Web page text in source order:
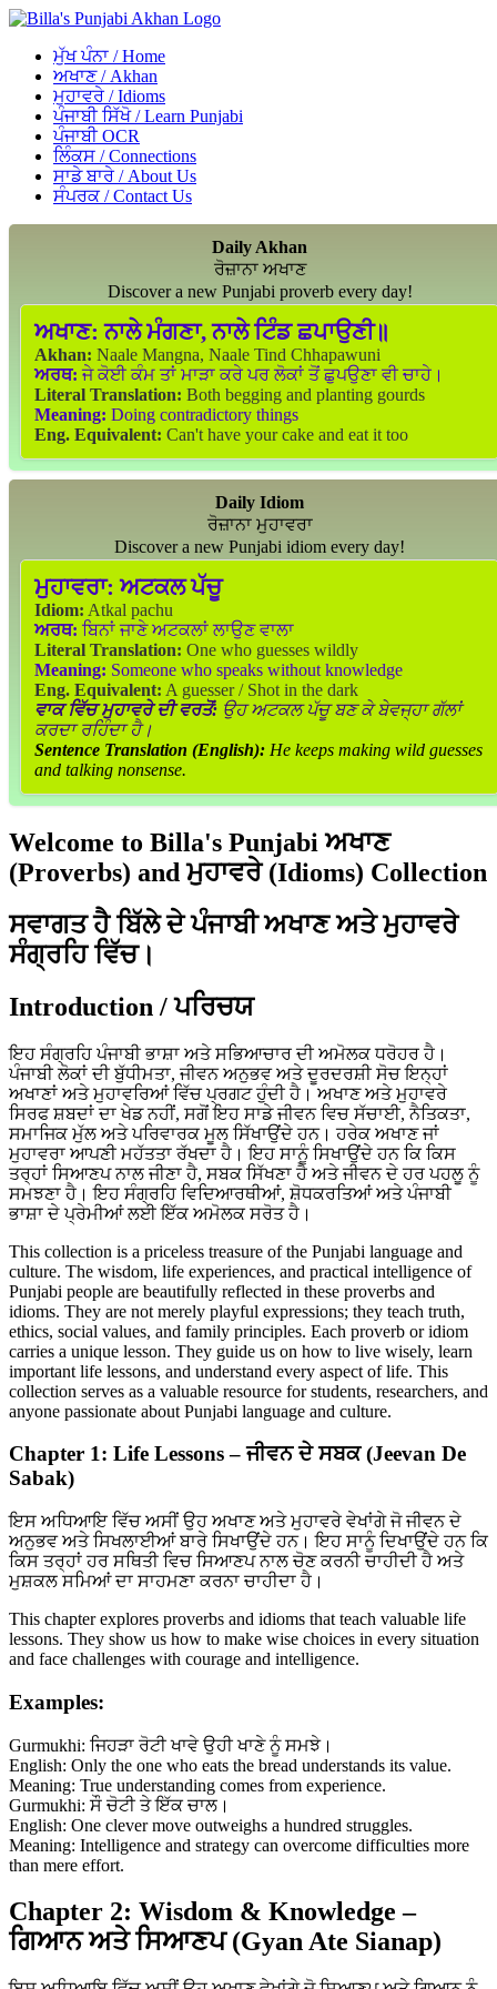
ਮੁੱਖ ਪੰਨਾ / Home
ਅਖਾਣ / Akhan
ਮੁਹਾਵਰੇ / Idioms
ਪੰਜਾਬੀ ਸਿੱਖੋ / Learn Punjabi
ਪੰਜਾਬੀ OCR
ਲਿੰਕਸ / Connections
ਸਾਡੇ ਬਾਰੇ / About Us
ਸੰਪਰਕ / Contact Us
Daily Akhan
ਰੋਜ਼ਾਨਾ ਅਖਾਣ
Discover a new Punjabi proverb every day!
ਅਖਾਣ: ਨਾਲੇ ਮੰਗਣਾ, ਨਾਲੇ ਟਿੰਡ ਛਪਾਉਣੀ॥
Akhan: Naale Mangna, Naale Tind Chhapawuni
ਅਰਥ: ਜੇ ਕੋਈ ਕੰਮ ਤਾਂ ਮਾੜਾ ਕਰੇ ਪਰ ਲੋਕਾਂ ਤੋਂ ਛੁਪਉਣਾ ਵੀ ਚਾਹੇ।
Literal Translation: Both begging and planting gourds
Meaning: Doing contradictory things
Eng. Equivalent: Can't have your cake and eat it too
Daily Idiom
ਰੋਜ਼ਾਨਾ ਮੁਹਾਵਰਾ
Discover a new Punjabi idiom every day!
ਮੁਹਾਵਰਾ: ਅਟਕਲ ਪੱਚੂ
Idiom: Atkal pachu
ਅਰਥ: ਬਿਨਾਂ ਜਾਣੇ ਅਟਕਲਾਂ ਲਾਉਣ ਵਾਲਾ
Literal Translation: One who guesses wildly
Meaning: Someone who speaks without knowledge
Eng. Equivalent: A guesser / Shot in the dark
ਵਾਕ ਵਿੱਚ ਮੁਹਾਵਰੇ ਦੀ ਵਰਤੋਂ: ਉਹ ਅਟਕਲ ਪੱਚੂ ਬਣ ਕੇ ਬੇਵਜ੍ਹਾ ਗੱਲਾਂ
ਕਰਦਾ ਰਹਿੰਦਾ ਹੈ।
Sentence Translation (English): He keeps making wild guesses
and talking nonsense.
Welcome to Billa's Punjabi ਅਖਾਣ
(Proverbs) and ਮੁਹਾਵਰੇ (Idioms) Collection
ਸਵਾਗਤ ਹੈ ਬਿੱਲੇ ਦੇ ਪੰਜਾਬੀ ਅਖਾਣ ਅਤੇ ਮੁਹਾਵਰੇ
ਸੰਗ੍ਰਹਿ ਵਿੱਚ।
Introduction / ਪਰਿਚਯ
ਇਹ ਸੰਗ੍ਰਹਿ ਪੰਜਾਬੀ ਭਾਸ਼ਾ ਅਤੇ ਸਭਿਆਚਾਰ ਦੀ ਅਮੋਲਕ ਧਰੋਹਰ ਹੈ।
ਪੰਜਾਬੀ ਲੋਕਾਂ ਦੀ ਬੁੱਧੀਮਤਾ, ਜੀਵਨ ਅਨੁਭਵ ਅਤੇ ਦੂਰਦਰਸ਼ੀ ਸੋਚ ਇਨ੍ਹਾਂ
ਅਖਾਣਾਂ ਅਤੇ ਮੁਹਾਵਰਿਆਂ ਵਿੱਚ ਪ੍ਰਗਟ ਹੁੰਦੀ ਹੈ। ਅਖਾਣ ਅਤੇ ਮੁਹਾਵਰੇ
ਸਿਰਫ ਸ਼ਬਦਾਂ ਦਾ ਖੇਡ ਨਹੀਂ, ਸਗੋਂ ਇਹ ਸਾਡੇ ਜੀਵਨ ਵਿਚ ਸੱਚਾਈ, ਨੈਤਿਕਤਾ,
ਸਮਾਜਿਕ ਮੁੱਲ ਅਤੇ ਪਰਿਵਾਰਕ ਮੂਲ ਸਿੱਖਾਉਂਦੇ ਹਨ। ਹਰੇਕ ਅਖਾਣ ਜਾਂ
ਮੁਹਾਵਰਾ ਆਪਣੀ ਮਹੱਤਤਾ ਰੱਖਦਾ ਹੈ। ਇਹ ਸਾਨੂੰ ਸਿਖਾਉਂਦੇ ਹਨ ਕਿ ਕਿਸ
ਤਰ੍ਹਾਂ ਸਿਆਣਪ ਨਾਲ ਜੀਣਾ ਹੈ, ਸਬਕ ਸਿੱਖਣਾ ਹੈ ਅਤੇ ਜੀਵਨ ਦੇ ਹਰ ਪਹਲੂ ਨੂੰ
ਸਮਝਣਾ ਹੈ। ਇਹ ਸੰਗ੍ਰਹਿ ਵਿਦਿਆਰਥੀਆਂ, ਸ਼ੋਧਕਰਤਿਆਂ ਅਤੇ ਪੰਜਾਬੀ
ਭਾਸ਼ਾ ਦੇ ਪ੍ਰੇਮੀਆਂ ਲਈ ਇੱਕ ਅਮੋਲਕ ਸਰੋਤ ਹੈ।
This collection is a priceless treasure of the Punjabi language and
culture. The wisdom, life experiences, and practical intelligence of
Punjabi people are beautifully reflected in these proverbs and
idioms. They are not merely playful expressions; they teach truth,
ethics, social values, and family principles. Each proverb or idiom
carries a unique lesson. They guide us on how to live wisely, learn
important life lessons, and understand every aspect of life. This
collection serves as a valuable resource for students, researchers, and
anyone passionate about Punjabi language and culture.
Chapter 1: Life Lessons – ਜੀਵਨ ਦੇ ਸਬਕ (Jeevan De
Sabak)
ਇਸ ਅਧਿਆਇ ਵਿੱਚ ਅਸੀਂ ਉਹ ਅਖਾਣ ਅਤੇ ਮੁਹਾਵਰੇ ਵੇਖਾਂਗੇ ਜੋ ਜੀਵਨ ਦੇ
ਅਨੁਭਵ ਅਤੇ ਸਿਖਲਾਈਆਂ ਬਾਰੇ ਸਿਖਾਉਂਦੇ ਹਨ। ਇਹ ਸਾਨੂੰ ਦਿਖਾਉਂਦੇ ਹਨ ਕਿ
ਕਿਸ ਤਰ੍ਹਾਂ ਹਰ ਸਥਿਤੀ ਵਿਚ ਸਿਆਣਪ ਨਾਲ ਚੋਣ ਕਰਨੀ ਚਾਹੀਦੀ ਹੈ ਅਤੇ
ਮੁਸ਼ਕਲ ਸਮਿਆਂ ਦਾ ਸਾਹਮਣਾ ਕਰਨਾ ਚਾਹੀਦਾ ਹੈ।
This chapter explores proverbs and idioms that teach valuable life
lessons. They show us how to make wise choices in every situation
and face challenges with courage and intelligence.
Examples:
Gurmukhi: ਜਿਹੜਾ ਰੋਟੀ ਖਾਵੇ ਉਹੀ ਖਾਣੇ ਨੂੰ ਸਮਝੇ।
English: Only the one who eats the bread understands its value.
Meaning: True understanding comes from experience.
Gurmukhi: ਸੌ ਚੋਟੀ ਤੇ ਇੱਕ ਚਾਲ।
English: One clever move outweighs a hundred struggles.
Meaning: Intelligence and strategy can overcome difficulties more
than mere effort.
Chapter 2: Wisdom & Knowledge –
ਗਿਆਨ ਅਤੇ ਸਿਆਣਪ (Gyan Ate Sianap)